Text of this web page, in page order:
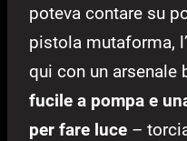
poteva contare su
pistola mutaforma,
qui con un arsenale
fucile a pompa e
per fare luce –